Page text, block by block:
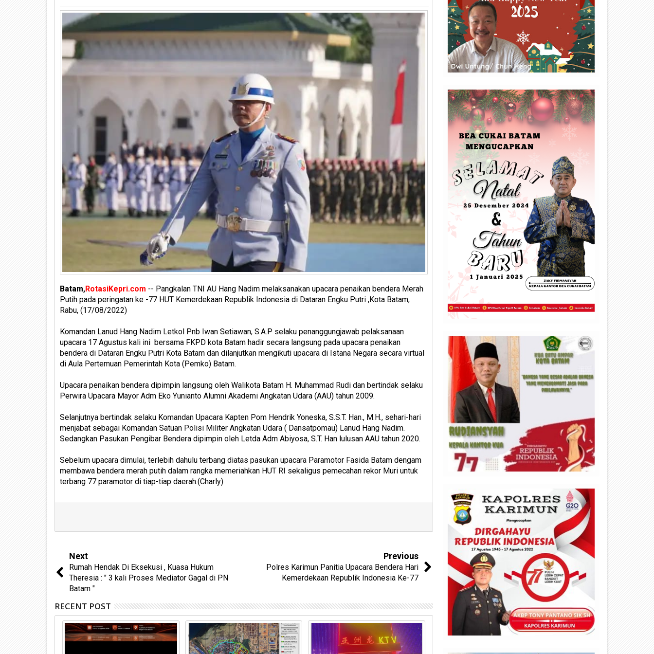
Batam,RotasiKepri.com -- Pangkalan TNI AU Hang Nadim melaksanakan upacara penaikan bendera Merah
Putih pada peringatan ke -77 HUT Kemerdekaan Republik Indonesia di Dataran Engku Putri ,Kota Batam,
Rabu, (17/08/2022)
Komandan Lanud Hang Nadim Letkol Pnb Iwan Setiawan, S.A.P selaku penanggungjawab pelaksanaan
upacara 17 Agustus kali ini bersama FKPD kota Batam hadir secara langsung pada upacara penaikan
bendera di Dataran Engku Putri Kota Batam dan dilanjutkan mengikuti upacara di Istana Negara secara virtual
di Aula Pertemuan Pemerintah Kota (Pemko) Batam.
Upacara penaikan bendera dipimpin langsung oleh Walikota Batam H. Muhammad Rudi dan bertindak selaku
Perwira Upacara Mayor Adm Eko Yunianto Alumni Akademi Angkatan Udara (AAU) tahun 2009.
Selanjutnya bertindak selaku Komandan Upacara Kapten Pom Hendrik Yoneska, S.S.T. Han., M.H., sehari-hari
menjabat sebagai Komandan Satuan Polisi Militer Angkatan Udara ( Dansatpomau) Lanud Hang Nadim.
Sedangkan Pasukan Pengibar Bendera dipimpin oleh Letda Adm Abiyosa, S.T. Han lulusan AAU tahun 2020.
Sebelum upacara dimulai, terlebih dahulu terbang diatas pasukan upacara Paramotor Fasida Batam dengam
membawa bendera merah putih dalam rangka memeriahkan HUT RI sekaligus pemecahan rekor Muri untuk
terbang 77 paramotor di tiap-tiap daerah.(Charly)
Next
Rumah Hendak Di Eksekusi , Kuasa Hukum
Theresia : " 3 kali Proses Mediator Gagal di PN
Batam "
Previous
Polres Karimun Panitia Upacara Bendera Hari
Kemerdekaan Republik Indonesia Ke-77
RECENT POST